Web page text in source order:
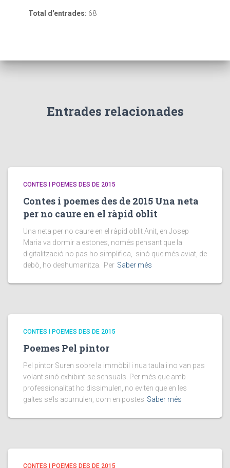
Total d'entrades: 68
Entrades relacionades
CONTES I POEMES DES DE 2015
Contes i poemes des de 2015 Una neta
per no caure en el ràpid oblit
Una neta per no caure en el ràpid oblit Anit, en Josep
Maria va dormir a estones, només pensant que la
digitalització no pas ho simplifica, sinó que més aviat, de
debò, ho deshumanitza. Per Saber més
CONTES I POEMES DES DE 2015
Poemes Pel pintor
Pel pintor Suren sobre la immòbil i nua taula i no van pas
volant sinó exhibint-se sensuals. Per més que amb
professionalitat ho dissimulen, no eviten que en les
galtes se’ls acumulen, com en postes Saber més
CONTES I POEMES DES DE 2015